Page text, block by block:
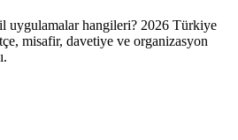
uygulamalar hangileri? 2026 Türkiye
misafir, davetiye ve organizasyon